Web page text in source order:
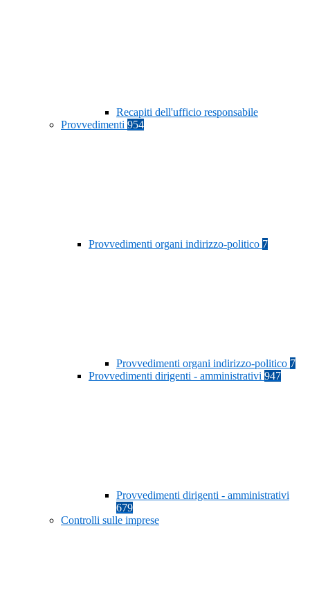
Recapiti dell'ufficio responsabile
Provvedimenti 954
Provvedimenti organi indirizzo-politico 7
Provvedimenti organi indirizzo-politico 7
Provvedimenti dirigenti - amministrativi 947
Provvedimenti dirigenti - amministrativi
679
Controlli sulle imprese